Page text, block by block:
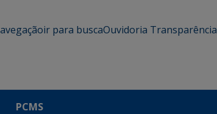
ir para buscaOuvidoria Transparência
PCMS